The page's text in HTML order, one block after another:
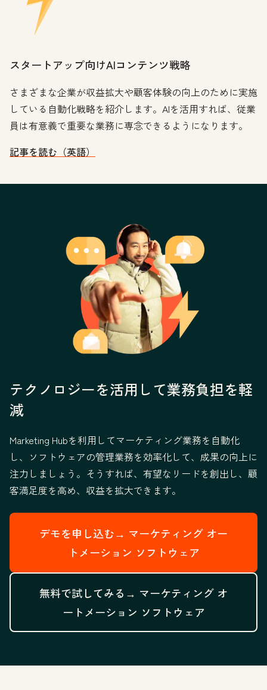
スタートアップ向けAIコンテンツ戦略
さまざまな企業が収益拡大や顧客体験の向上のために実施
している自動化戦略を紹介します。AIを活用すれば、従業
員は有意義で重要な業務に専念できるようになります。
記事を読む（英語）
テクノロジーを活用して業務負担を軽
減
Marketing Hubを利用してマーケティング業務を自動化
し、ソフトウェアの管理業務を効率化して、成果の向上に
注力しましょう。そうすれば、有望なリードを創出し、顧
客満足度を高め、収益を拡大できます。
デモを申し込む→ マーケティング オー
トメーション ソフトウェア
無料で試してみる→ マーケティング オ
ートメーション ソフトウェア